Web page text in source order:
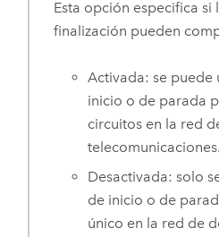
Esta opción especifica
finalización pueden
Activada: se puede
inicio o de parada
circuitos en la red
telecomunicaciones.
Desactivada: solo
de inicio o de
único en la red de